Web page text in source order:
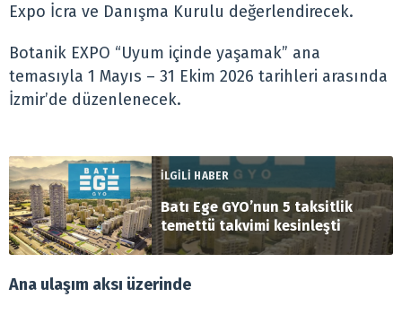
Expo İcra ve Danışma Kurulu değerlendirecek.
Botanik EXPO “Uyum içinde yaşamak” ana
temasıyla 1 Mayıs – 31 Ekim 2026 tarihleri arasında
İzmir’de düzenlenecek.
İLGİLİ HABER
Batı Ege GYO’nun 5 taksitlik
temettü takvimi kesinleşti
Ana ulaşım aksı üzerinde